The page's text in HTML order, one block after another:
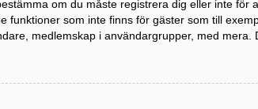
om du måste registrera dig eller inte för
funktioner som inte finns för gäster som till
medlemskap i användargrupper, med mera.